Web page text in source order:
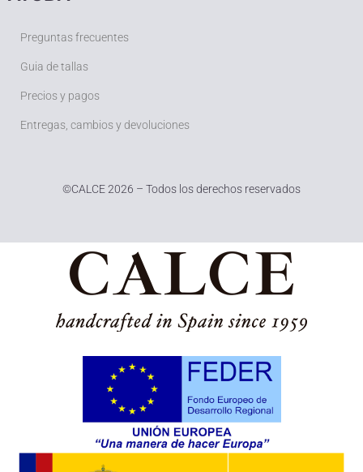
Preguntas frecuentes
Guia de tallas
Precios y pagos
Entregas, cambios y devoluciones
©CALCE 2026 – Todos los derechos reservados